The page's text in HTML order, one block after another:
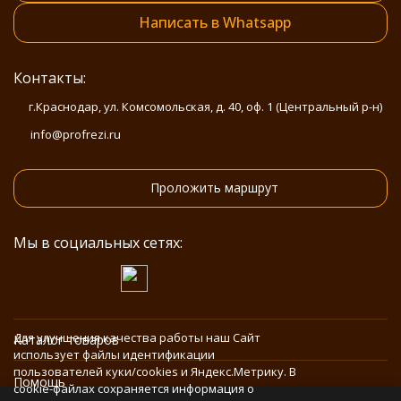
Написать в Whatsapp
Контакты:
г.Краснодар, ул. Комсомольская, д. 40, оф. 1 (Центральный р-н)
info@profrezi.ru
Проложить маршрут
Мы в социальных сетях:
Каталог товаров
Помощь
Для улучшения качества работы наш Сайт
использует файлы идентификации
пользователей куки/cookies и Яндекс.Метрику. В
cookie-файлах сохраняется информация о